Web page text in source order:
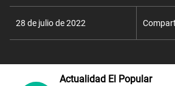
28 de julio de 2022
Actualidad El Popular